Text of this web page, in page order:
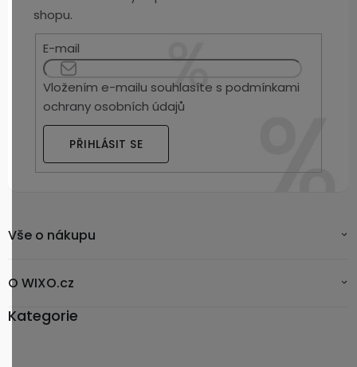
shopu.
E-mail
Vložením e-mailu souhlasíte spodmínkami
ochrany osobních údajů
PŘIHLÁSIT SE
Vše o nákupu
O WIXO.cz
Kategorie